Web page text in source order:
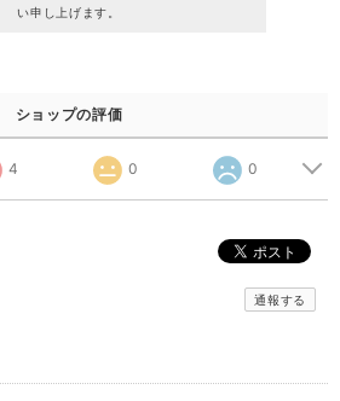
い申し上げます。
ショップの評価
4 0 0
通報する